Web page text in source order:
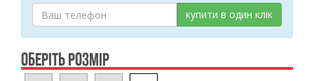
купити в один клік
ОБЕРІТЬ РОЗМІР